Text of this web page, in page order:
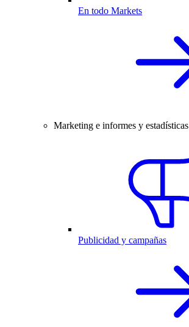
En todo Markets
Marketing e informes y estadísticas
Publicidad y campañas